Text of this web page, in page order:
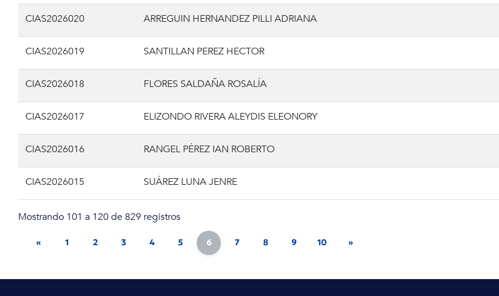
CIAS2026020 ARREGUIN HERNANDEZ PILLI ADRIANA
CIAS2026019 SANTILLAN PEREZ HECTOR
CIAS2026018 FLORES SALDAÑA ROSALÍA
CIAS2026017 ELIZONDO RIVERA ALEYDIS ELEONORY
CIAS2026016 RANGEL PÉREZ IAN ROBERTO
CIAS2026015 SUÁREZ LUNA JENRE
Mostrando 101 a 120 de 829 registros
« 1 2 3 4 5 6 7 8 9 10 »